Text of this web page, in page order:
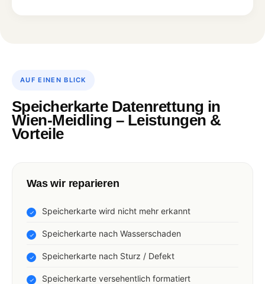
AUF EINEN BLICK
Speicherkarte Datenrettung in
Wien-Meidling – Leistungen &
Vorteile
Was wir reparieren
Speicherkarte wird nicht mehr erkannt
Speicherkarte nach Wasserschaden
Speicherkarte nach Sturz / Defekt
Speicherkarte versehentlich formatiert